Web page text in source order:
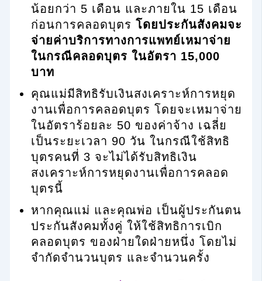
น้อยกว่า 5 เดือน และภายใน 15 เดือน
ก่อนการคลอดบุตรโดยประกันสังคมจะ
จ่ายค่าบริการทางการแพทย์เหมาจ่าย
ในกรณีคลอดบุตร ในอัตรา 15,000
บาท
คุณแม่มีสิทธิรับเงินสงเคราะห์การหยุด
งานเพื่อการคลอดบุตร โดยจะเหมาจ่าย
ในอัตราร้อยละ 50 ของค่าจ้าง เฉลี่ย
เป็นระยะเวลา 90 วัน ในกรณีใช้สิทธิ
บุตรคนที่ 3 จะไม่ได้รับสิทธิเงิน
สงเคราะห์การหยุดงานเพื่อการคลอด
บุตรนี้
หากคุณแม่ และคุณพ่อ เป็นผู้ประกันตน
ประกันสังคมทั้งคู่ ให้ใช้สิทธิการเบิก
คลอดบุตร ของฝ่ายใดฝ่ายหนึ่ง โดยไม่
จำกัดจำนวนบุตร และจำนวนครั้ง